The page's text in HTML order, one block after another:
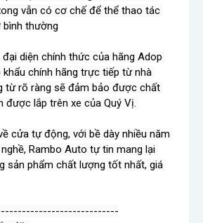
vẫn có cơ chế để thể thao tác
thường
diện chính thức của hãng Adop
khẩu chính hãng trực tiếp từ nhà
từ rõ ràng sẽ đảm bảo được chất
được lắp trên xe của Quý Vị.
cửa tự động, với bề dày nhiều năm
Rambo Auto tự tin mang lại
sản phẩm chất lượng tốt nhất, giá